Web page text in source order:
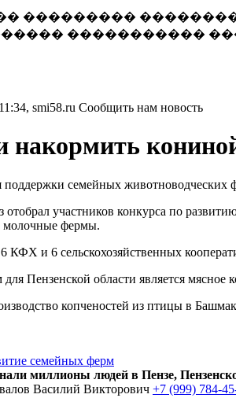
���������
�����������
smi58.ru Сообщить нам новость
накормить
поддержки семейных животноводческих
участников конкурса по
молочные фермы.
КФХ и 6 сельскохозяйственных
Пензенской области является мясное
копченостей из птицы в
семейных ферм
миллионы людей в Пензе,
Василий Викторович +7 (999) 784-